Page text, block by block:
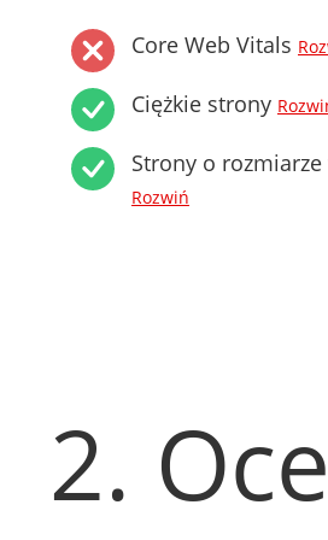
Core Web Vitals
Ciężkie strony
Strony o
Rozwiń
2.